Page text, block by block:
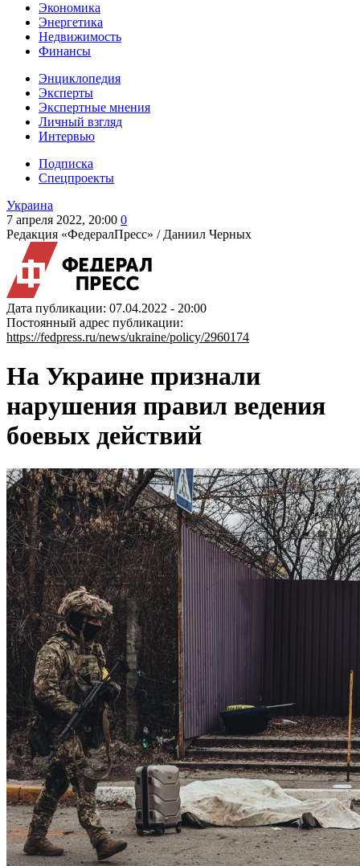
Экономика
Энергетика
Недвижимость
Финансы
Энциклопедия
Эксперты
Экспертные мнения
Личный взгляд
Интервью
Подписка
Спецпроекты
Украина
7 апреля 2022, 20:00 0
Редакция «ФедералПресс» / Даниил Черных
Дата публикации: 07.04.2022 - 20:00
Постоянный адрес публикации:
https://fedpress.ru/news/ukraine/policy/2960174
На Украине признали
нарушения правил ведения
боевых действий